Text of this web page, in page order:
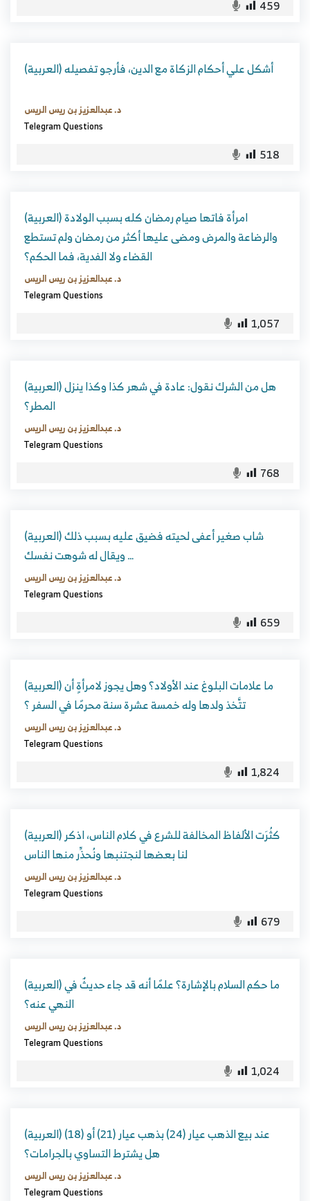
459
(العربية) أشكل علي أحكام الزكاة مع الدين، فأرجو تفصيله
د. عبدالعزيز بن ريس الريس
Telegram Questions
518
(العربية) امرأة فاتها صيام رمضان كله بسبب الولادة
والرضاعة والمرض ومضى عليها أكثر من رمضان ولم تستطع
القضاء ولا الفدية، فما الحكم؟
د. عبدالعزيز بن ريس الريس
Telegram Questions
1,057
(العربية) هل من الشرك نقول: عادة في شهر كذا وكذا ينزل
المطر؟
د. عبدالعزيز بن ريس الريس
Telegram Questions
768
(العربية) شاب صغير أعفى لحيته فضيق عليه بسبب ذلك
ويقال له شوهت نفسك …
د. عبدالعزيز بن ريس الريس
Telegram Questions
659
(العربية) ما علامات البلوغ عند الأولاد؟ وهل يجوز لامرأةٍ أن
تتَّخذ ولدها وله خمسة عشرة سنة محرمًا في السفر ؟
د. عبدالعزيز بن ريس الريس
Telegram Questions
1,824
(العربية) كثُرَت الألفاظ المخالفة للشرع في كلام الناس، اذكر
لنا بعضها لنجتنبها ونُحذِّر منها الناس
د. عبدالعزيز بن ريس الريس
Telegram Questions
679
(العربية) ما حكم السلام بالإشارة؟ علمًا أنه قد جاء حديثٌ في
النهي عنه؟
د. عبدالعزيز بن ريس الريس
Telegram Questions
1,024
(العربية) عند بيع الذهب عيار (24) بذهب عيار (21) أو (18)
هل يشترط التساوي بالجرامات؟
د. عبدالعزيز بن ريس الريس
Telegram Questions